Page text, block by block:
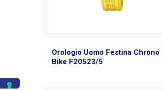
Orologio Uomo Festina Chrono
Bike F20523/5